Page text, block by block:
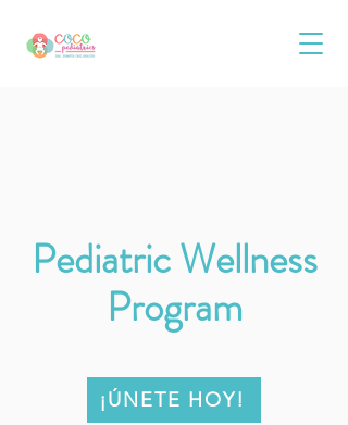
Pediatric Wellness
Program
¡ÚNETE HOY!